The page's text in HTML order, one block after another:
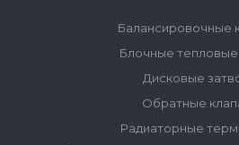
Балансировочные
Блочные тепловые
Дисковые
Обратные
Радиаторные